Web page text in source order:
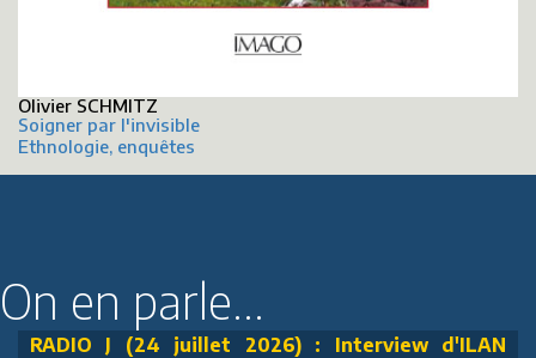
Olivier SCHMITZ
Soigner par l'invisible
Ethnologie, enquêtes
On en parle...
RADIO J (24 juillet 2026) : Interview d'ILAN